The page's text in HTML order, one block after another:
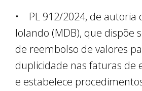
• PL 912/2024, de autoria
Iolando (MDB), que dispõe
de reembolso de valores
duplicidade nas faturas de
e estabelece